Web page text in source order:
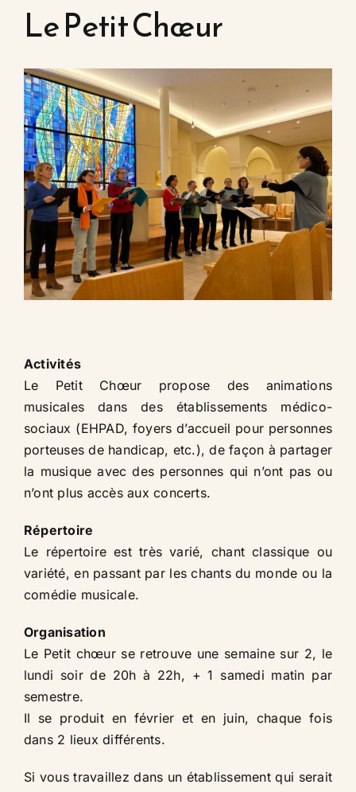
Le Petit Chœur​
Activités
Le Petit Chœur propose des animations
musicales dans des établissements médico-
sociaux (EHPAD, foyers d’accueil pour personnes
porteuses de handicap, etc.), de façon à partager
la musique avec des personnes qui n’ont pas ou
n’ont plus accès aux concerts.
Répertoire
Le répertoire est très varié, chant classique ou
variété, en passant par les chants du monde ou la
comédie musicale.
Organisation
Le Petit chœur se retrouve une semaine sur 2, le
lundi soir de 20h à 22h, + 1 samedi matin par
semestre.
Il se produit en février et en juin, chaque fois
dans 2 lieux différents.
Si vous travaillez dans un établissement qui serait